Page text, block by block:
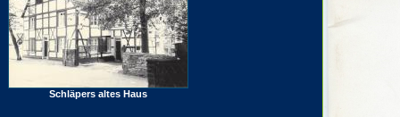
Schläpers altes Haus